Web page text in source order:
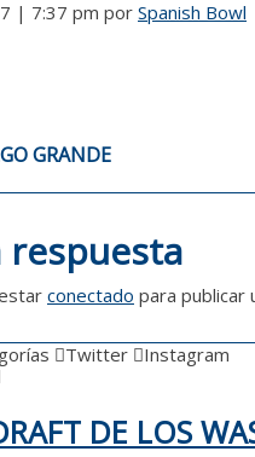
| 7:37 pm por Spanish Bowl
GRANDE
respuesta
conectado para publicar
Twitter
Instagram
DE LOS